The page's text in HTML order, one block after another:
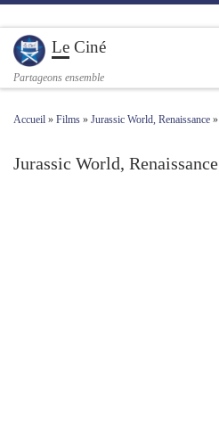
Passer au contenu
Le Ciné
Partageons ensemble
Accueil » Films » Jurassic World, Renaissance »
Jurassic World, Renaissance